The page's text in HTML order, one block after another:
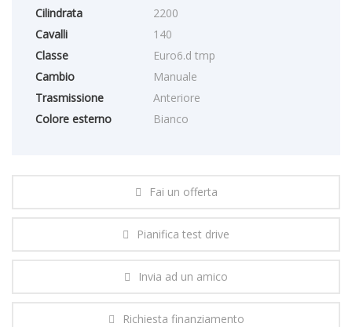
Cilindrata
2200
Cavalli
140
Classe
Euro6.d tmp
Cambio
Manuale
Trasmissione
Anteriore
Colore esterno
Bianco
Fai un offerta
Pianifica test drive
Invia ad un amico
Richiesta finanziamento